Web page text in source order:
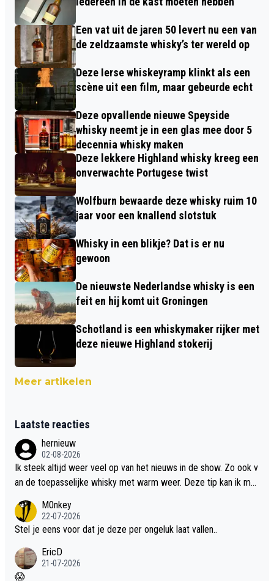
Een vat uit de jaren 50 levert nu een van
de zeldzaamste whisky’s ter wereld op
Deze Ierse whiskeyramp klinkt als een
scène uit een film, maar gebeurde echt
Deze opvallende nieuwe Speyside
whisky neemt je in een glas mee door 5
decennia whisky maken
Deze lekkere Highland whisky kreeg een
onverwachte Portugese twist
Wolfburn bewaarde deze whisky ruim 10
jaar voor een knallend slotstuk
Whisky in een blikje? Dat is er nu
gewoon
De nieuwste Nederlandse whisky is een
feit en hij komt uit Groningen
Schotland is een whiskymaker rijker met
deze nieuwe Highland stokerij
Meer artikelen
Laatste reacties
hernieuw
02-08-2026
Ik steek altijd weer veel op van het nieuws in de show. Zo ook v
an de toepasselijke whisky met warm weer. Deze tip kan ik met
M0nkey
22-07-2026
Stel je eens voor dat je deze per ongeluk laat vallen..
EricD
21-07-2026
😱